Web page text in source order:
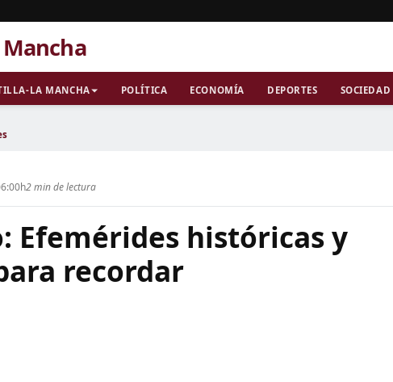
LA MANCHA POLÍTICA ECONOMÍA DEPORTES SOCIEDAD
2 min de lectura
Efemérides históricas y
recordar